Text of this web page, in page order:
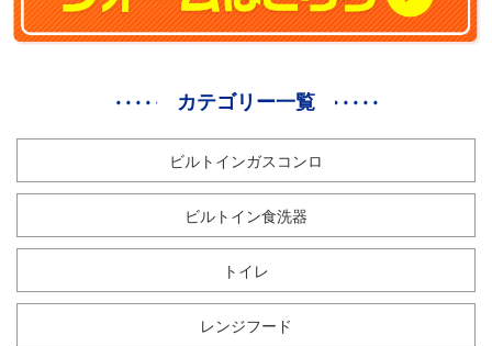
カテゴリー一覧
ビルトインガスコンロ
ビルトイン食洗器
トイレ
レンジフード